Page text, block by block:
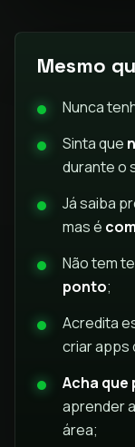
Mesmo
Nunca
Sinta que
durante o
Já saiba
mas é
Não tem
ponto;
Acredita
criar apps
Acha que
aprender
área;